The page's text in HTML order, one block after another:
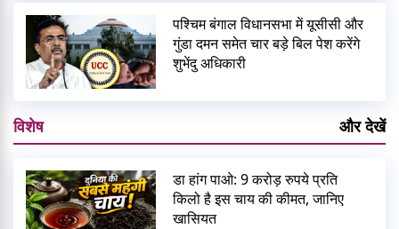
पश्चिम बंगाल विधानसभा में यूसीसी और
गुंडा दमन समेत चार बड़े बिल पेश करेंगे
शुभेंदु अधिकारी
विशेष और देखें
डा हांग पाओ: 9 करोड़ रुपये प्रति
किलो है इस चाय की कीमत, जानिए
खासियत